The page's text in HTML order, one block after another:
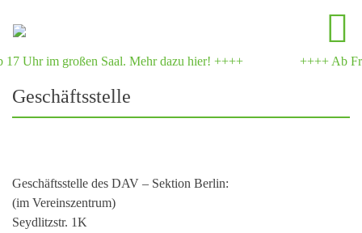
Uhr im großen Saal. Mehr dazu hier! ++++ ++++ Ab
Geschäftsstelle
Geschäftsstelle des DAV – Sektion Berlin:
(im Vereinszentrum)
Seydlitzstr. 1K